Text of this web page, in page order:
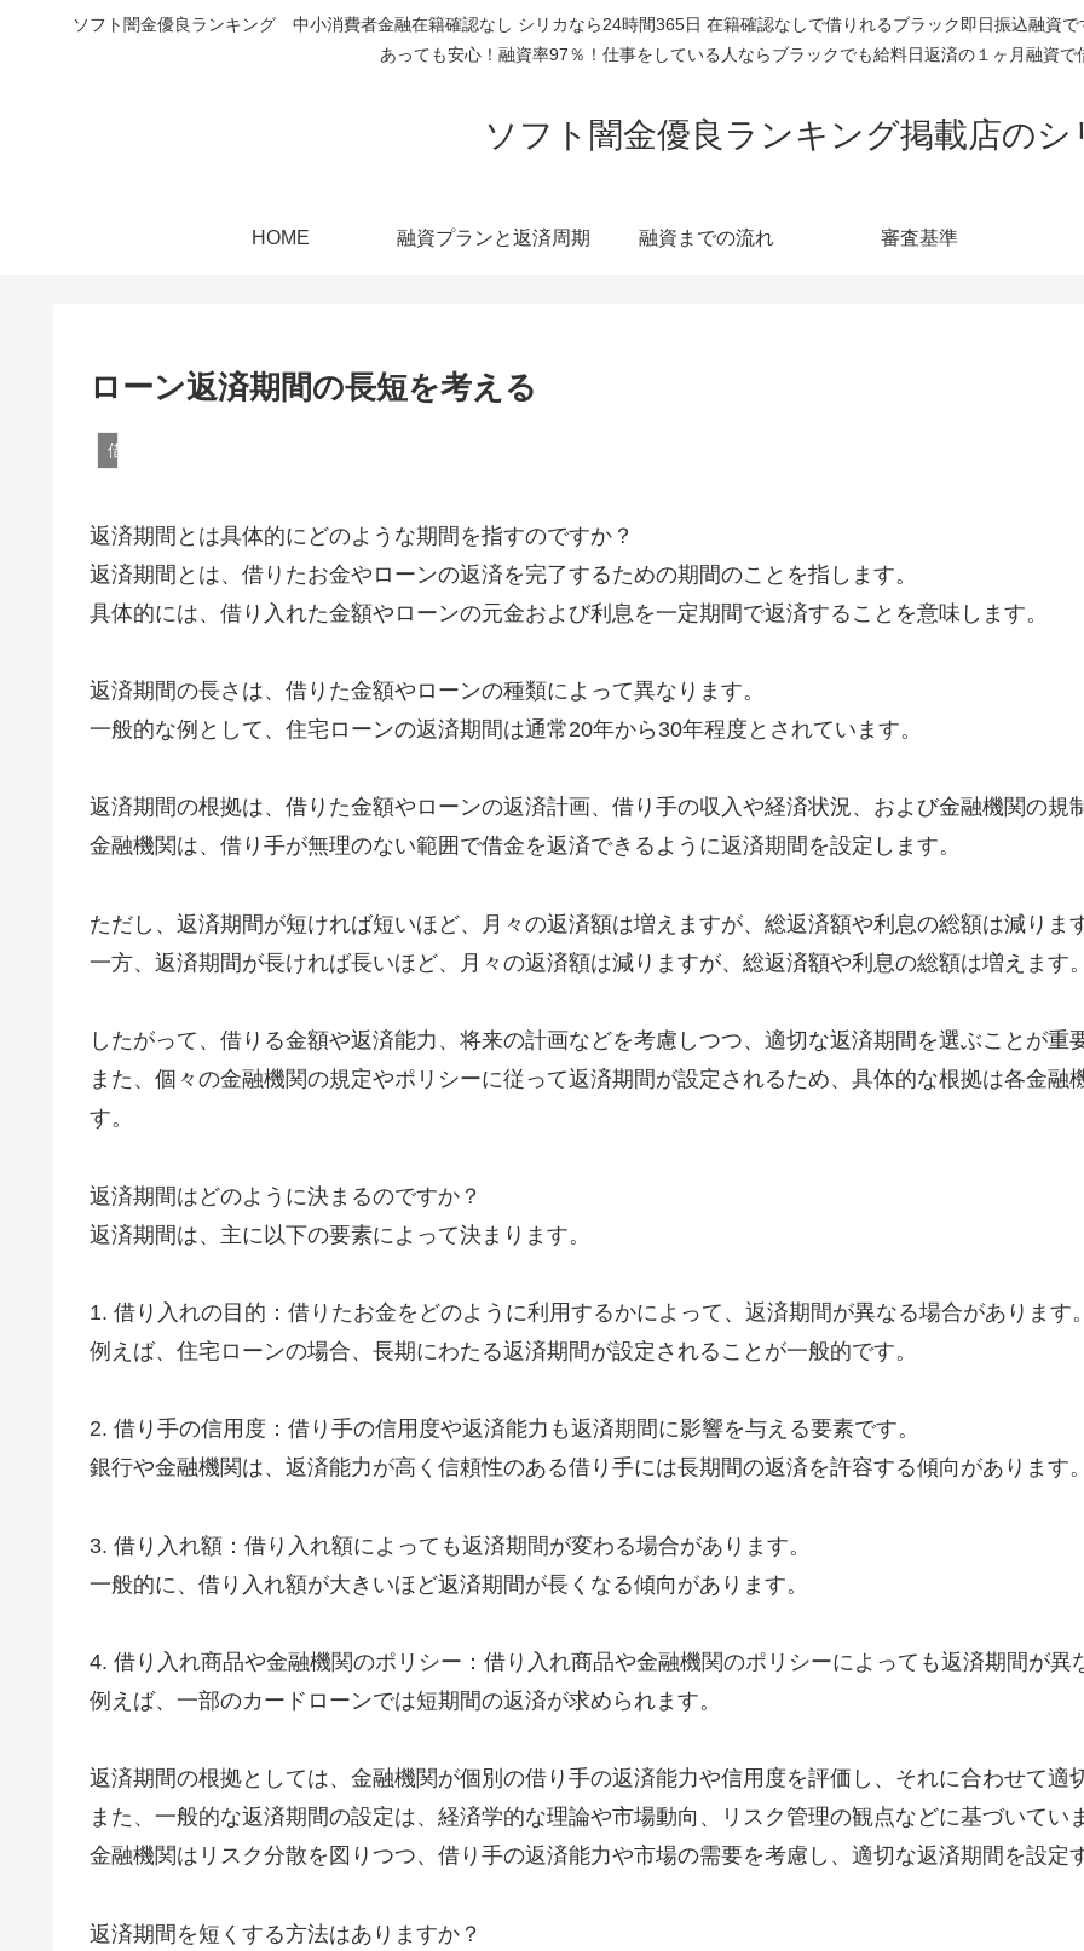
ソフト闇金優良ランキング 中小消費者金融在籍確認なし シリカなら24時間365日 在籍確認なしで借りれるブラック即日振込融資
あっても安心！融資率97％！仕事をしている人ならブラックでも給料日返済の１ヶ月融資で
ソフト闇金優良ランキング掲載店のシ
HOME 融資プランと返済周期 融資までの流れ 審査基準
ローン返済期間の長短を考える
借入をしたい方へ
返済期間とは具体的にどのような期間を指すのですか？
返済期間とは、借りたお金やローンの返済を完了するための期間のことを指します。
具体的には、借り入れた金額やローンの元金および利息を一定期間で返済することを意味します。
返済期間の長さは、借りた金額やローンの種類によって異なります。
一般的な例として、住宅ローンの返済期間は通常20年から30年程度とされています。
返済期間の根拠は、借りた金額やローンの返済計画、借り手の収入や経済状況、および金融機関の規
金融機関は、借り手が無理のない範囲で借金を返済できるように返済期間を設定します。
ただし、返済期間が短ければ短いほど、月々の返済額は増えますが、総返済額や利息の総額は減りま
一方、返済期間が長ければ長いほど、月々の返済額は減りますが、総返済額や利息の総額は増えます
したがって、借りる金額や返済能力、将来の計画などを考慮しつつ、適切な返済期間を選ぶことが重
また、個々の金融機関の規定やポリシーに従って返済期間が設定されるため、具体的な根拠は各金
す。
返済期間はどのように決まるのですか？
返済期間は、主に以下の要素によって決まります。
1. 借り入れの目的：借りたお金をどのように利用するかによって、返済期間が異なる場合があります
例えば、住宅ローンの場合、長期にわたる返済期間が設定されることが一般的です。
2. 借り手の信用度：借り手の信用度や返済能力も返済期間に影響を与える要素です。
銀行や金融機関は、返済能力が高く信頼性のある借り手には長期間の返済を許容する傾向があります
3. 借り入れ額：借り入れ額によっても返済期間が変わる場合があります。
一般的に、借り入れ額が大きいほど返済期間が長くなる傾向があります。
4. 借り入れ商品や金融機関のポリシー：借り入れ商品や金融機関のポリシーによっても返済期間が異
例えば、一部のカードローンでは短期間の返済が求められます。
返済期間の根拠としては、金融機関が個別の借り手の返済能力や信用度を評価し、それに合わせて適
また、一般的な返済期間の設定は、経済学的な理論や市場動向、リスク管理の観点などに基づいてい
金融機関はリスク分散を図りつつ、借り手の返済能力や市場の需要を考慮し、適切な返済期間を設定
返済期間を短くする方法はありますか？